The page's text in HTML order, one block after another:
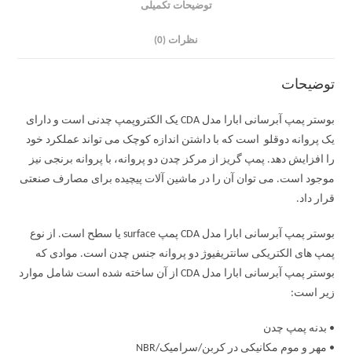
توضیحات تکمیلی
نظرات (0)
توضیحات
بوستر پمپ آبرسانی ابارا مدل CDA یک الکتروپمپ چدنی است و دارای
یک پروانه دوقلو است که با داشتن اندازه کوچک می تواند عملکرد خود
را افزایش دهد. پمپ گریز از مرکز چدن دو پروانه، با پروانه برنجی نیز
موجود است. می توان آن را در ماشین آلات پیچیده برای مصارف صنعتی
قرار داد.
بوستر پمپ آبرسانی ابارا مدل CDA پمپ surface یا سطح است. از نوع
پمپ های الکتریکی سانتریفیوژ دو پروانه جنس چدن است. موادی که
بوستر پمپ آبرسانی ابارا مدل CDA از آن ساخته شده است شامل موارد
زیر است:
• بدنه پمپ چدن
• مهر و موم مکانیکی در کربن/سرامیک/NBR